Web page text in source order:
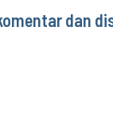
dan